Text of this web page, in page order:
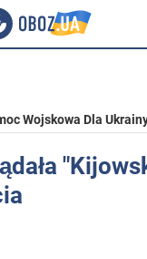
Wojskowa Dla